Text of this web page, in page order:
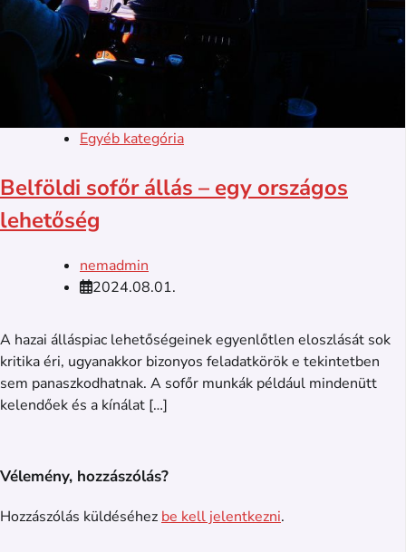
Egyéb kategória
Belföldi sofőr állás – egy országos
lehetőség
nemadmin
2024.08.01.
A hazai álláspiac lehetőségeinek egyenlőtlen eloszlását sok
kritika éri, ugyanakkor bizonyos feladatkörök e tekintetben
sem panaszkodhatnak. A sofőr munkák például mindenütt
kelendőek és a kínálat […]
Vélemény, hozzászólás?
Hozzászólás küldéséhez be kell jelentkezni.